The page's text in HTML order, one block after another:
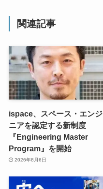
関連記事
ispace、スペース・エンジ
ニアを認定する新制度
『Engineering Master
Program』を開始
2026年8月6日